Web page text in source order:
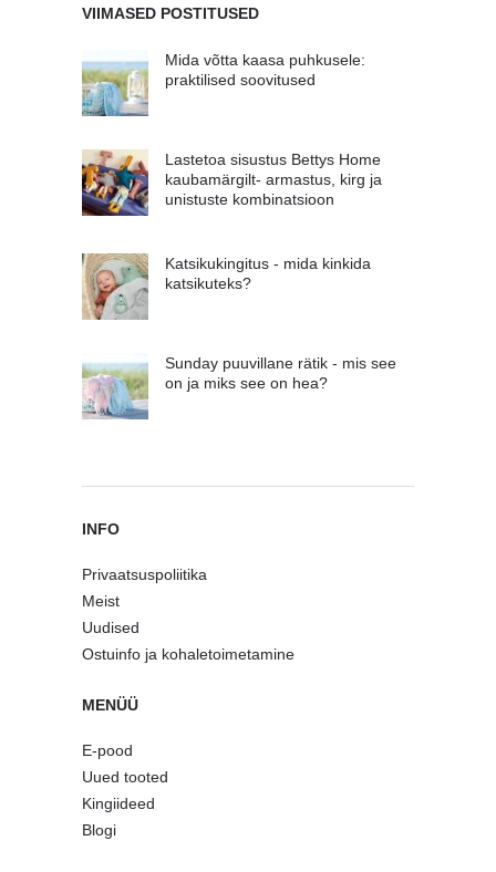
VIIMASED POSTITUSED
Mida võtta kaasa puhkusele:
praktilised soovitused
Lastetoa sisustus Bettys Home
kaubamärgilt- armastus, kirg ja
unistuste kombinatsioon
Katsikukingitus - mida kinkida
katsikuteks?
Sunday puuvillane rätik - mis see
on ja miks see on hea?
INFO
Privaatsuspoliitika
Meist
Uudised
Ostuinfo ja kohaletoimetamine
MENÜÜ
E-pood
Uued tooted
Kingiideed
Blogi